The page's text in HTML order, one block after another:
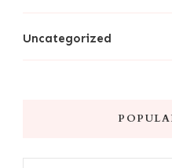
Uncategorized